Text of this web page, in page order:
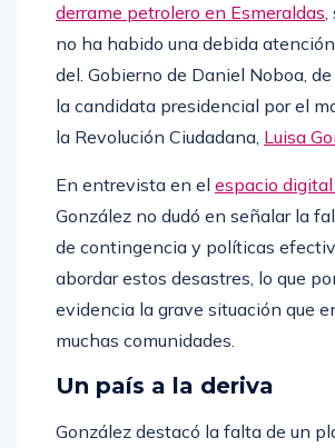
derrame petrolero en Esmeraldas,
no ha habido una debida
del. Gobierno de Daniel Noboa,
la candidata presidencial por el
la Revolución Ciudadana, Luisa
En entrevista en el espacio
González no dudó en señalar la
de contingencia y políticas
abordar estos desastres, lo que
evidencia la grave situación que
muchas comunidades.
Un país a la deriva
González destacó la falta de un